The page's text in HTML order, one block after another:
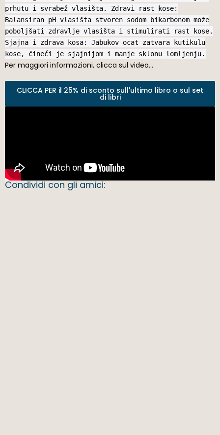
prhutu i svrabež vlasišta. Zdravi rast kose:
Balansiran pH vlasišta stvoren sodom bikarbonom može
poboljšati zdravlje vlasišta i stimulirati rast kose.
Sjajna i zdrava kosa: Jabukov ocat zatvara kutikulu
kose, čineći je sjajnijom i manje sklonu lomljenju.
Per maggiori informazioni, clicca sul video…
CLICCA PER il 25% di sconto sull'ultimo libro o sul set
di libri
Condividi con gli amici: